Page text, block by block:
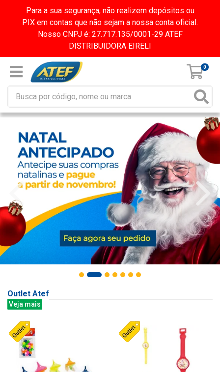
Para a sua segurança, não realizem depósitos ou
PIX em contas que não sejam a nossa conta oficial.
Nosso CNPJ é: 27.717.135/0001-29 ATEF
DISTRIBUIDORA EIRELI
0
Outlet Atef
Veja mais